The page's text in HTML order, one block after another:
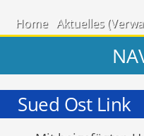
Home Aktuelles
Sued Ost Link